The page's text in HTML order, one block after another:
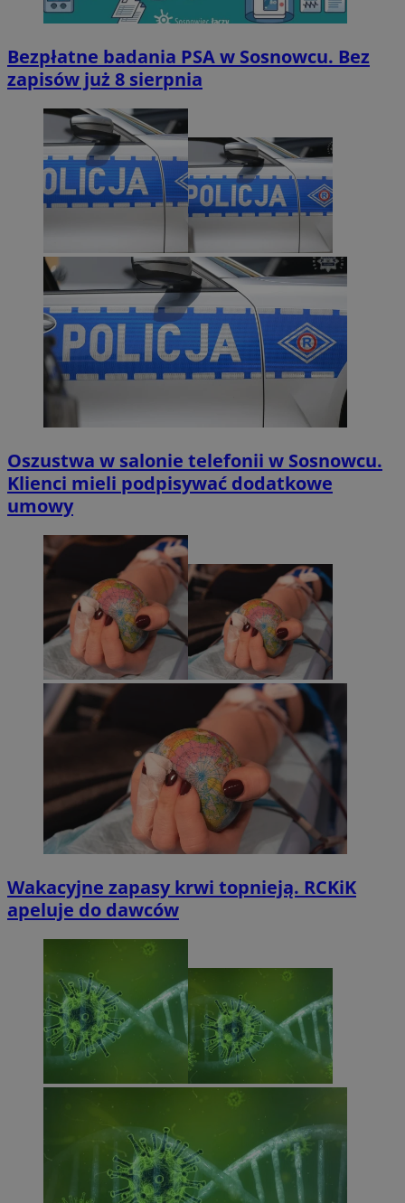
Bezpłatne badania PSA w Sosnowcu. Bez
zapisów już 8 sierpnia
Oszustwa w salonie telefonii w Sosnowcu.
Klienci mieli podpisywać dodatkowe
umowy
Wakacyjne zapasy krwi topnieją. RCKiK
apeluje do dawców